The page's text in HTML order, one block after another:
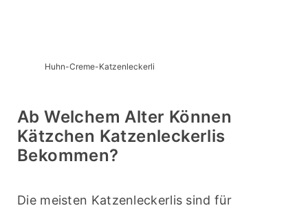
Huhn-Creme-Katzenleckerli
Ab Welchem Alter Können
Kätzchen Katzenleckerlis
Bekommen?
Die meisten Katzenleckerlis sind für